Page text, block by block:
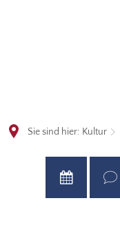
Sie sind hier: Kultur